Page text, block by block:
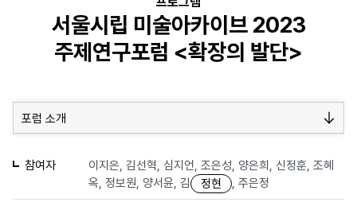
서울시립 미술아카이브 2023
주제연구포럼 <확장의 발단>
포럼 소개
참여자
이지은, 김선혁, 심지언, 조은성, 양은희, 신정훈, 조혜
옥, 정보원, 양서윤, 김
정현 , 주은정